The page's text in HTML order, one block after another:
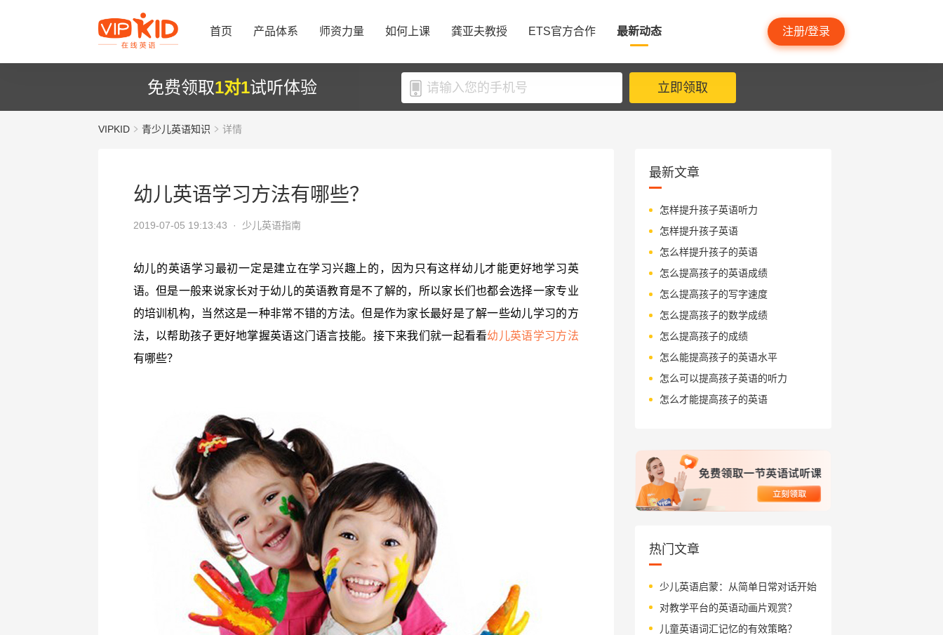
首页 产品体系 师资力量 如何上课 龚亚夫教授 ETS官方合作 最新动态 注册/登录
免费领取1对1试听体验 立即领取
VIPKID 青少儿英语知识 详情
幼儿英语学习方法有哪些？
2019-07-05 19:13:43 · 少儿英语指南
幼儿的英语学习最初一定是建立在学习兴趣上的，因为只有这样幼儿才能更好地学习英
语。但是一般来说家长对于幼儿的英语教育是不了解的，所以家长们也都会选择一家专业
的培训机构，当然这是一种非常不错的方法。但是作为家长最好是了解一些幼儿学习的方
法，以帮助孩子更好地掌握英语这门语言技能。接下来我们就一起看看幼儿英语学习方法
有哪些？
最新文章
怎样提升孩子英语听力
怎样提升孩子英语
怎么样提升孩子的英语
怎么提高孩子的英语成绩
怎么提高孩子的写字速度
怎么提高孩子的数学成绩
怎么提高孩子的成绩
怎么能提高孩子的英语水平
怎么可以提高孩子英语的听力
怎么才能提高孩子的英语
热门文章
少儿英语启蒙：从简单日常对话开始
对教学平台的英语动画片观赏？
儿童英语词汇记忆的有效策略？